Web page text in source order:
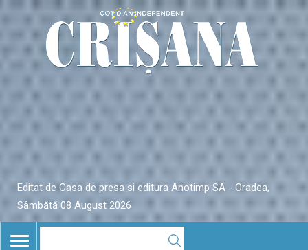
Editat de Casa de presa si editura Anotimp SA - Oradea,
Sâmbătă 08 August 2026
TOGGLE